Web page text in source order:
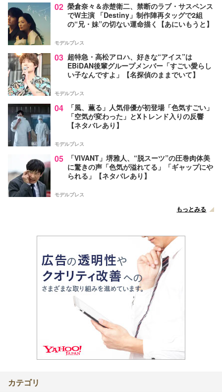
02 榮倉奈々＆赤楚衛二、禁断のラブ・サスペンス
でW主演 「Destiny」制作陣再タッグで2組
の“兄・妹”の切ない運命描く【あにいもうと】
モデルプレス
03 超特急・高松アロハ、好きな“アイス”は
EBiDAN後輩グループメンバー「すごい愛らし
い子なんですよ」【名探偵のままでいて】
モデルプレス
04
「風、薫る」人気俳優が初登場「色気すごい」
「空気が変わった」とXトレンド入りの反響
【ネタバレあり】
モデルプレス
05
「VIVANT」堺雅人、“脱スーツ”の圧巻肉体美
に驚きの声「色気が溢れてる」「ギャップにや
られる」【ネタバレあり】
モデルプレス
もっとみる
カテゴリ